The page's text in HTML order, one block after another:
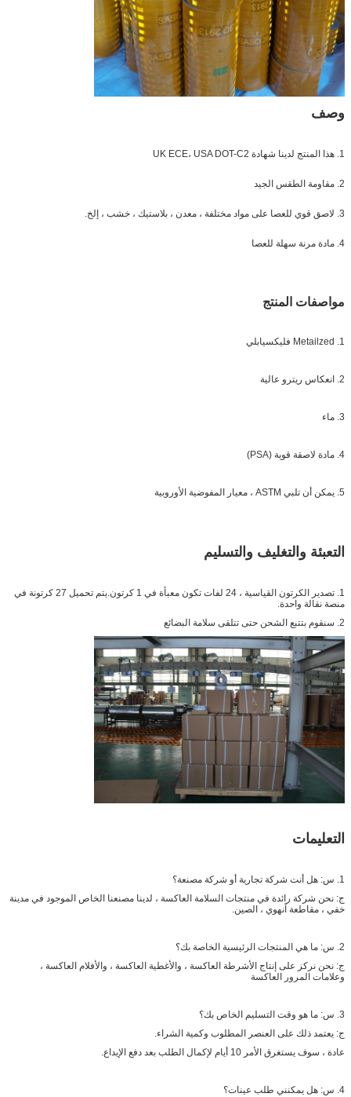
وصف
1. هذا المنتج لدينا شهادة UK ECE، USA DOT-C2
2. مقاومة الطقس الجيد
3. لاصق قوي للعصا على مواد مختلفة ، معدن ، بلاستيك ، خشب ، إلخ.
4. مادة مرنة سهلة للعصا
مواصفات المنتج
1. Metailzed فليكسيابلي
2. انعكاس ريترو عالية
3. ماء
4. مادة لاصقة قوية (PSA)
5. يمكن أن تلبي ASTM ، معيار المفوضية الأوروبية
التعبئة والتغليف والتسليم
1. تصدير الكرتون القياسية ، 24 لفات تكون معبأة في 1 كرتون.يتم تحميل 27 كرتونة في
منصة نقالة واحدة.
2. سنقوم بتتبع الشحن حتى تتلقى سلامة البضائع
التعليمات
1. س: هل أنت شركة تجارية أو شركة مصنعة؟
ج: نحن شركة رائدة في منتجات السلامة العاكسة ، لدينا مصنعنا الخاص الموجود في مدينة
خفي ، مقاطعة آنهوي ، الصين.
2. س: ما هي المنتجات الرئيسية الخاصة بك؟
ج: نحن نركز على إنتاج الأشرطة العاكسة ، والأغطية العاكسة ، والأفلام العاكسة ،
وعلامات المرور العاكسة
3. س: ما هو وقت التسليم الخاص بك؟
ج: يعتمد ذلك على العنصر المطلوب وكمية الشراء.
عادة ، سوف يستغرق الأمر 10 أيام لإكمال الطلب بعد دفع الإيداع.
4. س: هل يمكنني طلب عينات؟